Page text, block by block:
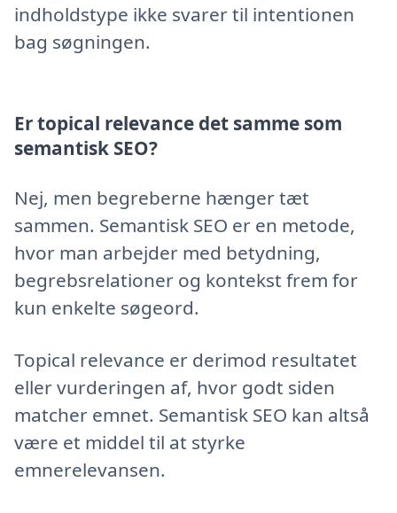
indholdstype ikke svarer til intentionen
bag søgningen.
Er topical relevance det samme som
semantisk SEO?
Nej, men begreberne hænger tæt
sammen. Semantisk SEO er en metode,
hvor man arbejder med betydning,
begrebsrelationer og kontekst frem for
kun enkelte søgeord.
Topical relevance er derimod resultatet
eller vurderingen af, hvor godt siden
matcher emnet. Semantisk SEO kan altså
være et middel til at styrke
emnerelevansen.